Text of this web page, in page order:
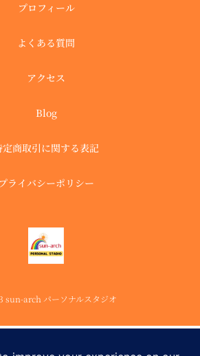
プロフィール
よくある質問
アクセス
Blog
定商取引に関する表記
プライバシーポリシー
sun-arch パーソナルスタジオ